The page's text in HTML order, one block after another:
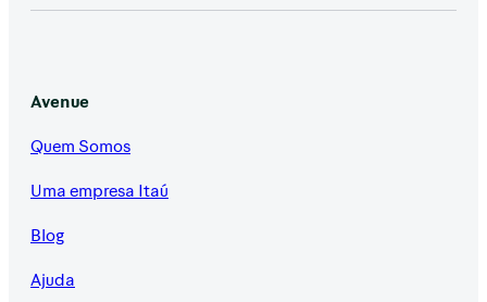
Avenue
Quem Somos
Uma empresa Itaú
Blog
Ajuda